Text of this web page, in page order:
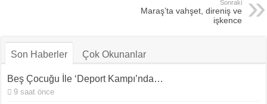
Sonraki
Maraş’ta vahşet, direniş ve
işkence
Son Haberler Çok Okunanlar
Beş Çocuğu İle ‘Deport Kampı’nda…
9 saat önce